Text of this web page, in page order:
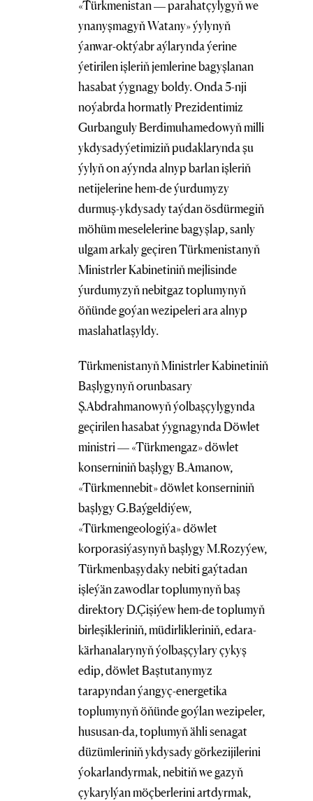
«Türkmenistan — parahatçylygyň we
ynanyşmagyň Watany» ýylynyň
ýanwar-oktýabr aýlarynda ýerine
ýetirilen işleriň jemlerine bagyşlanan
hasabat ýygnagy boldy. Onda 5-nji
noýabrda hormatly Prezidentimiz
Gurbanguly Berdimuhamedowyň milli
ykdysadyýetimiziň pudaklarynda şu
ýylyň on aýynda alnyp barlan işleriň
netijelerine hem-de ýurdumyzy
durmuş-ykdysady taýdan ösdürmegiň
möhüm meselelerine bagyşlap, sanly
ulgam arkaly geçiren Türkmenistanyň
Ministrler Kabinetiniň mejlisinde
ýurdumyzyň nebitgaz toplumynyň
öňünde goýan wezipeleri ara alnyp
maslahatlaşyldy.
Türkmenistanyň Ministrler Kabinetiniň
Başlygynyň orunbasary
Ş.Abdrahmanowyň ýolbaşçylygynda
geçirilen hasabat ýygnagynda Döwlet
ministri — «Türkmengaz» döwlet
konserniniň başlygy B.Amanow,
«Türkmennebit» döwlet konserniniň
başlygy G.Baýgeldiýew,
«Türkmengeologiýa» döwlet
korporasiýasynyň başlygy M.Rozyýew,
Türkmenbaşydaky nebiti gaýtadan
işleýän zawodlar toplumynyň baş
direktory D.Çişiýew hem-de toplumyň
birleşikleriniň, müdirlikleriniň, edara-
kärhanalarynyň ýolbaşçylary çykyş
edip, döwlet Baştutanymyz
tarapyndan ýangyç-energetika
toplumynyň öňünde goýlan wezipeler,
hususan-da, toplumyň ähli senagat
düzümleriniň ykdysady görkezijilerini
ýokarlandyrmak, nebitiň we gazyň
çykarylýan möçberlerini artdyrmak,